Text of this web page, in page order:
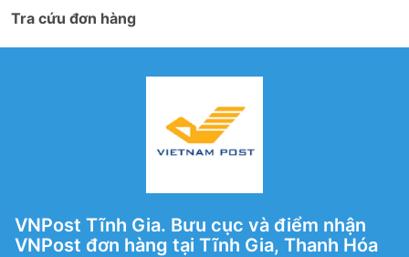
Tra cứu đơn hàng
VNPost Tĩnh Gia. Bưu cục và điểm nhận
VNPost đơn hàng tại Tĩnh Gia, Thanh Hóa